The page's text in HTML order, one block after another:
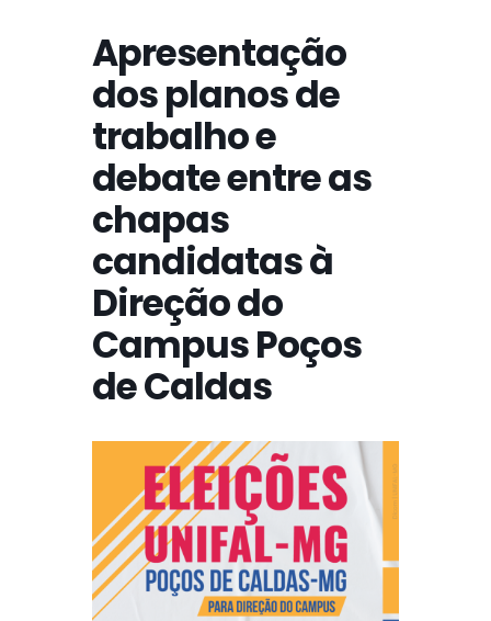
Apresentação
dos planos de
trabalho e
debate entre as
chapas
candidatas à
Direção do
Campus Poços
de Caldas